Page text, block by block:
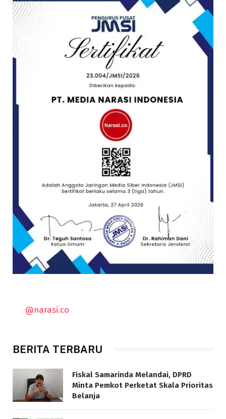
@narasi.co
BERITA TERBARU
Fiskal Samarinda Melandai, DPRD
Minta Pemkot Perketat Skala Prioritas
Belanja